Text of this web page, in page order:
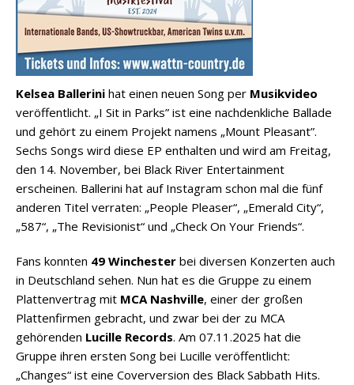
Kelsea Ballerini hat einen neuen Song per Musikvideo
veröffentlicht. „I Sit in Parks” ist eine nachdenkliche Ballade
und gehört zu einem Projekt namens „Mount Pleasant”.
Sechs Songs wird diese EP enthalten und wird am Freitag,
den 14. November, bei Black River Entertainment
erscheinen. Ballerini hat auf Instagram schon mal die fünf
anderen Titel verraten: „People Pleaser“, „Emerald City“,
„587“, „The Revisionist“ und „Check On Your Friends“.
Fans konnten 49 Winchester bei diversen Konzerten auch
in Deutschland sehen. Nun hat es die Gruppe zu einem
Plattenvertrag mit MCA Nashville, einer der großen
Plattenfirmen gebracht, und zwar bei der zu MCA
gehörenden Lucille Records. Am 07.11.2025 hat die
Gruppe ihren ersten Song bei Lucille veröffentlicht:
„Changes“ ist eine Coverversion des Black Sabbath Hits.